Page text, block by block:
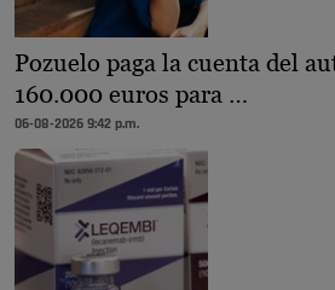
Pozuelo paga la cuenta del
160.000 euros para …
06-08-2026 9:42 p.m.